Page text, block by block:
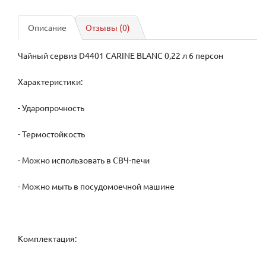
Описание Отзывы (0)
Чайный сервиз D4401 CARINE BLANC 0,22 л 6 персон
Характеристики:
- Ударопрочность
- Термостойкость
- Можно использовать в СВЧ-печи
- Можно мыть в посудомоечной машине
Комплектация: